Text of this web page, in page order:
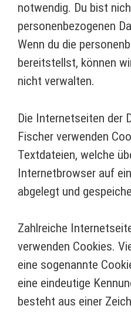
notwendig. Du bist
personenbezogenen
Wenn du die
bereitstellst, können
nicht verwalten.
Die Internetseiten der
Fischer verwenden
Textdateien, welche
Internetbrowser auf
abgelegt und
Zahlreiche
verwenden Cookies.
eine sogenannte
eine eindeutige
besteht aus einer